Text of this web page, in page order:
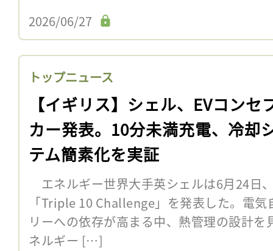
2026/06/27
トップニュース
【イギリス】シェル、EVコンセ
カー発表。10分未満充電、冷却
テム簡素化を実証
エネルギー世界大手英シェルは6月24日
「Triple 10 Challenge」を発表した。電
リーへの依存が高まる中、熱管理の設計
ネルギー […]